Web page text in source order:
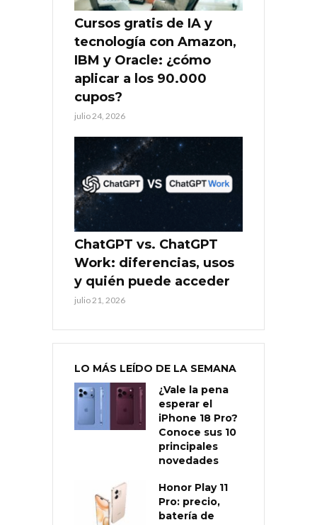
Cursos gratis de IA y
tecnología con Amazon,
IBM y Oracle: ¿cómo
aplicar a los 90.000
cupos?
julio 24, 2026
ChatGPT vs. ChatGPT
Work: diferencias, usos
y quién puede acceder
julio 21, 2026
LO MÁS LEÍDO DE LA SEMANA
¿Vale la pena
esperar el
iPhone 18 Pro?
Conoce sus 10
principales
novedades
Honor Play 11
Pro: precio,
batería de